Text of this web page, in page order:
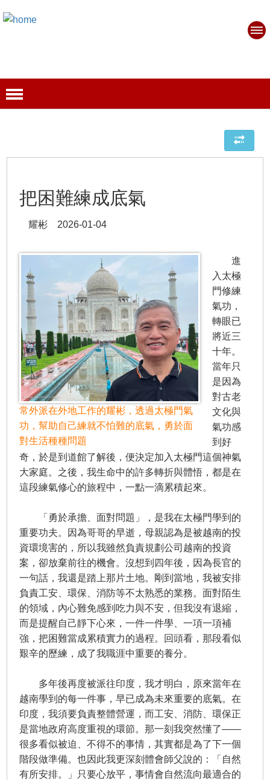
把困難練成底氣
耀彬 2026-01-04
常外派在外地工作的耀彬，透過太極門氣
功，幫助自己練就不怕難的底氣，勇於面
對生活種種問題
進
入太極
門修練
氣功，
轉眼已
將近三
十年。
當年只
是因為
對古老
文化與
氣功感
到好
奇，於是到道館了解後，便決定加入太極門這個神氣
大家庭。之後，我生命中的許多轉折與體悟，都是在
這段練氣修心的旅程中，一點一滴累積起來。
「勇於承擔、面對問題」，是我在太極門學到的
重要功夫。因為哥哥的早逝，母親認為是被越南的投
資環境害的，所以我雖然負責規劃公司越南的投資
案，卻放棄前往的機會。沒想到四年後，因為長官的
一句話，我還是踏上那片土地。剛到當地，我被安排
負責工安、環保、消防等不太熟悉的業務。面對陌生
的領域，內心難免感到吃力與不安，但我沒有退縮，
而是提醒自己靜下心來，一件一件學、一項一項補
強，把困難當成累積實力的過程。回頭看，那段看似
艱辛的歷練，成了我職涯中重要的養分。
多年後再度被派往印度，我才明白，原來當年在
越南學到的每一件事，早已成為未來重要的底氣。在
印度，我須要負責整體營運，而工安、消防、環保正
是當地政府高度重視的環節。那一刻我突然懂了——
很多看似被迫、不得不的事情，其實都是為了下一個
階段做準備。也因此我更深刻體會師父說的：「自然
有所安排。」只要心放平，事情會自然流向最適合的